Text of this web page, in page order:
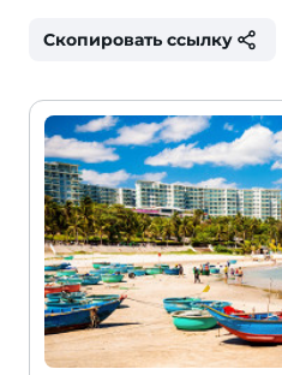
Скопировать ссылку